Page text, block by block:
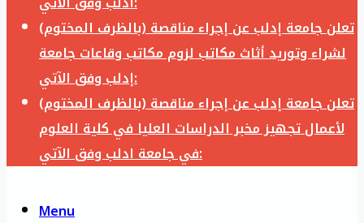
تعلن جامعة إدلب عن إجراء مناقصة (بالظرف المختوم)
لشراء وتوريد أثاث مكاتب لزوم مكاتب وقاعات جامعة
إدلب وفق الآتي:
تعلن جامعة إدلب عن إجراء مناقصة (بالظرف المختوم)
لأعمال تجهيز مخبر الدراسات العليا في كلية العلوم
في جامعة ادلب وفق الآتي:
Menu